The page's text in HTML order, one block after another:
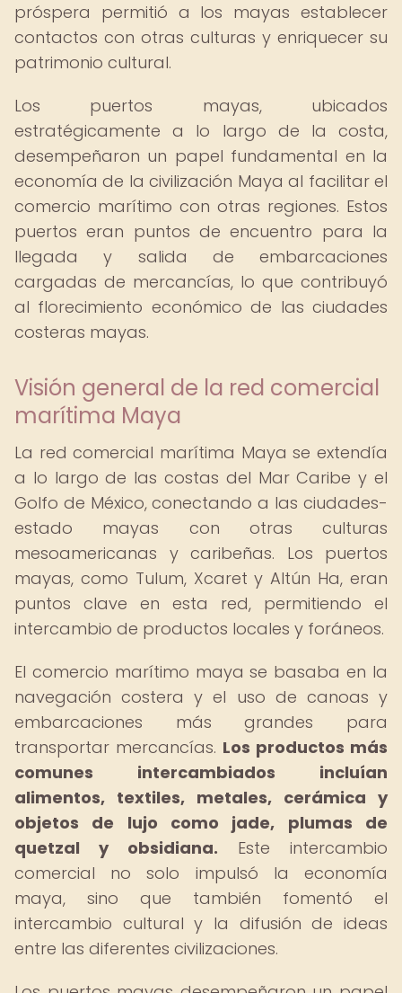
próspera permitió a los mayas establecer
contactos con otras culturas y enriquecer su
patrimonio cultural.
Los puertos mayas, ubicados
estratégicamente a lo largo de la costa,
desempeñaron un papel fundamental en la
economía de la civilización Maya al facilitar el
comercio marítimo con otras regiones. Estos
puertos eran puntos de encuentro para la
llegada y salida de embarcaciones
cargadas de mercancías, lo que contribuyó
al florecimiento económico de las ciudades
costeras mayas.
Visión general de la red comercial
marítima Maya
La red comercial marítima Maya se extendía
a lo largo de las costas del Mar Caribe y el
Golfo de México, conectando a las ciudades-
estado mayas con otras culturas
mesoamericanas y caribeñas. Los puertos
mayas, como Tulum, Xcaret y Altún Ha, eran
puntos clave en esta red, permitiendo el
intercambio de productos locales y foráneos.
El comercio marítimo maya se basaba en la
navegación costera y el uso de canoas y
embarcaciones más grandes para
transportar mercancías. Los productos más
comunes intercambiados incluían
alimentos, textiles, metales, cerámica y
objetos de lujo como jade, plumas de
quetzal y obsidiana. Este intercambio
comercial no solo impulsó la economía
maya, sino que también fomentó el
intercambio cultural y la difusión de ideas
entre las diferentes civilizaciones.